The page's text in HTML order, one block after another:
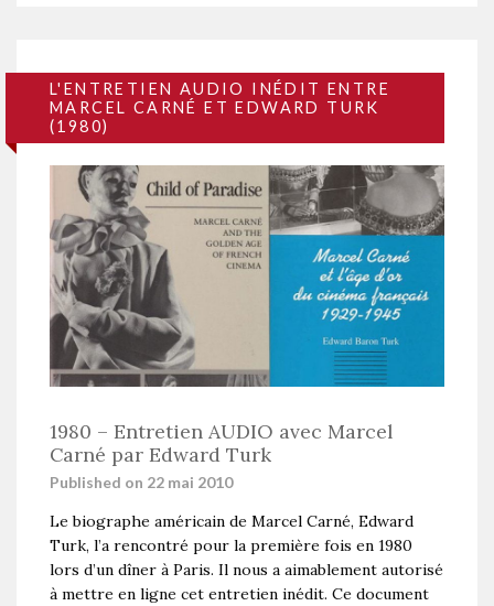
L'ENTRETIEN AUDIO INÉDIT ENTRE
MARCEL CARNÉ ET EDWARD TURK
(1980)
1980 – Entretien AUDIO avec Marcel
Carné par Edward Turk
Published on 22 mai 2010
Le biographe américain de Marcel Carné, Edward
Turk, l’a rencontré pour la première fois en 1980
lors d’un dîner à Paris. Il nous a aimablement autorisé
à mettre en ligne cet entretien inédit. Ce document